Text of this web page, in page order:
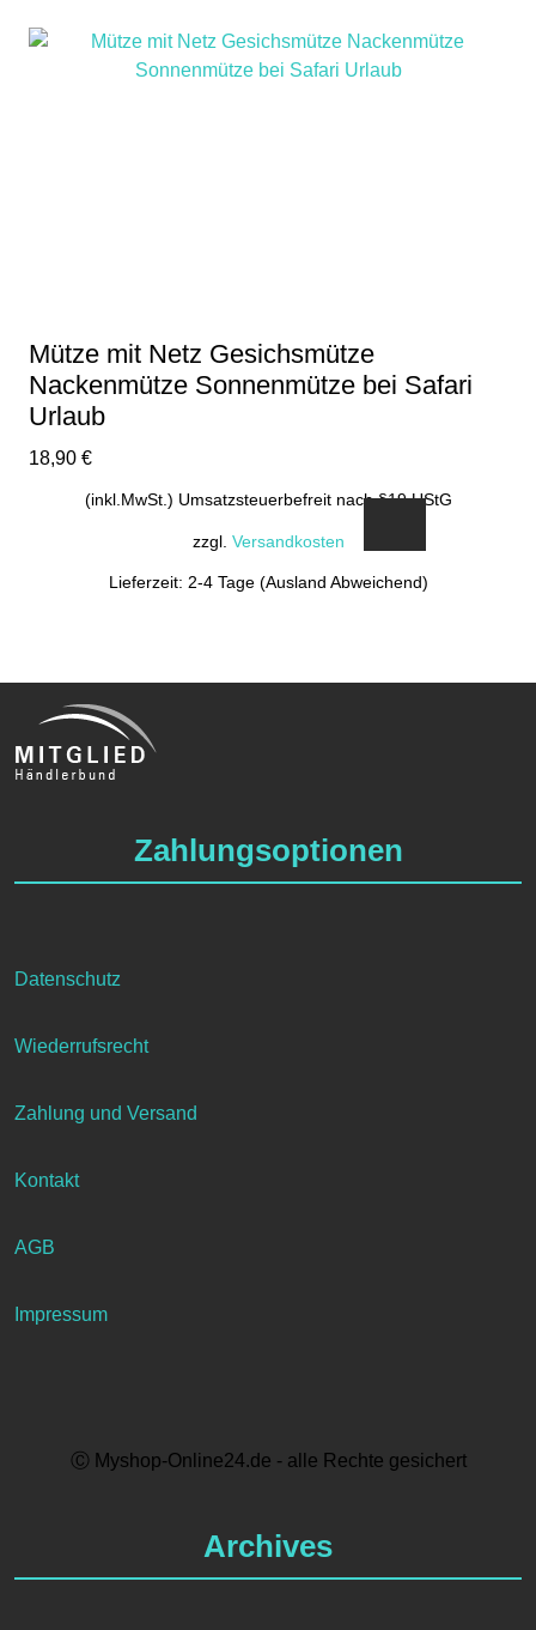
Mütze mit Netz Gesichsmütze
Nackenmütze Sonnenmütze bei Safari
Urlaub
18,90 €
(inkl.MwSt.) Umsatzsteuerbefreit nach §19 UStG
zzgl. Versandkosten
Lieferzeit: 2-4 Tage (Ausland Abweichend)
Zahlungsoptionen
Datenschutz
Wiederrufsrecht
Zahlung und Versand
Kontakt
AGB
Impressum
Ⓒ Myshop-Online24.de - alle Rechte gesichert
Archives